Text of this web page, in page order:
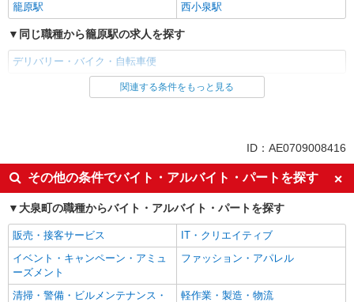
籠原駅
西小泉駅
同じ職種から籠原駅の求人を探す
デリバリー・バイク・自転車便
同じ雇用形態から籠原駅の求人を探す
未経験歓迎
土日祝休み
上場企業・上場企業のグループ会
社
車通勤OK
社会保険あり
同じ職種から求人を探す
ドライバー・配達
関連する条件をもっと見る
ID：AE0709008416
その他の条件でバイト・アルバイト・パートを探す
大泉町の職種からバイト・アルバイト・パートを探す
販売・接客サービス
IT・クリエイティブ
イベント・キャンペーン・アミュ
ーズメント
ファッション・アパレル
清掃・警備・ビルメンテナンス・
軽作業・製造・物流